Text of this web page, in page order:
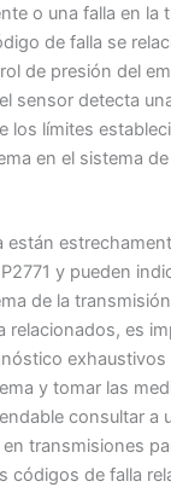
o una falla en la
de falla se
de presión del
sensor detecta
los límites
en el sistema
están
y pueden
de la
relacionados, es
exhaustivos
y tomar las
consultar a
transmisiones
códigos de falla